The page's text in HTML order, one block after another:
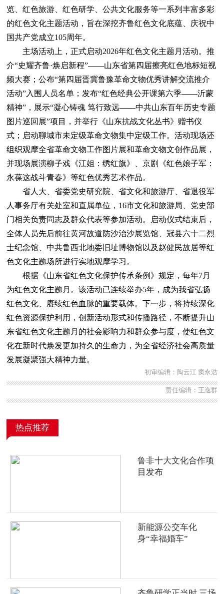
览、红色旅游、红色研学、公共文化服务等一系列丰富多彩
的红色文化主题活动，旨在深挖齐鲁红色文化底蕴、庆祝中
国共产党成立105周年。
主场活动上，正式启动2026年红色文化主题月活动。推
介“史耀齐鲁·焕启新程”——山东省第四届擦亮红色地标短视
频大赛；公布“第四届晋冀鲁豫革命文物优秀讲解交流推介
活动”入围人员名单；发布“红色经典公开课第六季——沂蒙
精神”，展示“凝心铸魂 笃行致远——中共山东百年历史专题
图片巡回展”项目，并举行《山东抗战文化丛书》赠书仪
式；启动聊城市未定级革命文物集中定级工作。活动现场还
组织观摩全省革命文物工作图片展和革命文物文创作品展，
并现场展演柳子戏《江姐：绣红旗》、京剧《红色娘子军：
永葆这战斗青春》等红色优秀艺术作品。
省人大、省委党史研究院、省文化和旅游厅、省退役军
人事务厅有关处室和直属单位，16市文化和旅游局、党史部
门相关负责同志及群众代表等参加活动。启动仪式结束后，
全体人员先后前往黄河故道防沙治沙展览馆、冠县六十二烈
士纪念馆、中共鲁西北地委旧址博物馆以及赵健民故居等红
色文化主题场所进行实地观摩学习。
根据《山东省红色文化保护传承条例》规定，每年7月
为红色文化主题月。该活动已连续举办5年，成为我省弘扬
红色文化、赓续红色血脉的重要载体。下一步，将持续深化
红色资源保护利用，创新活动形式和传播路径，不断提升山
东省红色文化主题月的社会影响力和群众参与度，使红色文
化在新时代焕发更加持久的生命力，为全省经济社会高质量
发展凝聚强大精神力量。
初审编辑：陶云江 窦永浩
责任编辑：王逸群
热点推荐
鲁非十大文化合作项
目发布
新能源公交车化
身“幸福婚车”